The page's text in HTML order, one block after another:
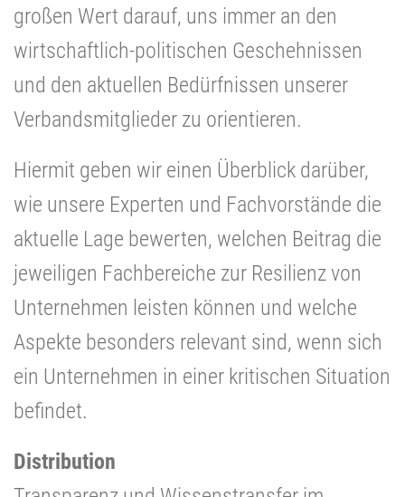
großen Wert darauf, uns immer an den
wirtschaftlich-politischen Geschehnissen
und den aktuellen Bedürfnissen unserer
Verbandsmitglieder zu orientieren.
Hiermit geben wir einen Überblick darüber,
wie unsere Experten und Fachvorstände die
aktuelle Lage bewerten, welchen Beitrag die
jeweiligen Fachbereiche zur Resilienz von
Unternehmen leisten können und welche
Aspekte besonders relevant sind, wenn sich
ein Unternehmen in einer kritischen Situation
befindet.
Distribution